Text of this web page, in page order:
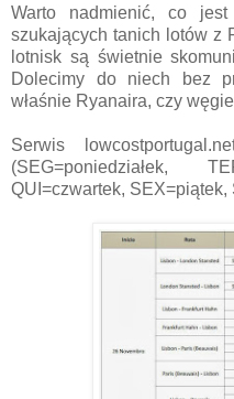
Warto nadmienić, co
szukających tanich lotów z
lotnisk są świetnie
Dolecimy do niech bez
właśnie Ryanaira, czy
Serwis
(SEG=poniedziałek,
QUI=czwartek,